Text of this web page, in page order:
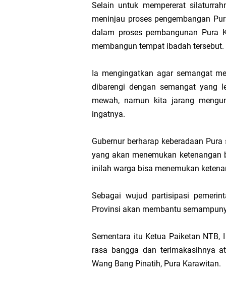
Polda NTB Sabet
Kapolsek Dampingi
Kapolresta Mataram
Sat Samapta
Kakanwil Ditjenpas
Tim URC Polres
Selain untuk mempererat
meninjau proses pengembangan
dalam proses pembangunan Pura
membangun tempat ibadah tersebut.
Ia mengingatkan agar semangat
dibarengi dengan semangat yang
mewah, namun kita jarang
ingatnya.
Gubernur berharap keberadaan
yang akan menemukan
inilah warga bisa menemukan
Sebagai wujud partisipasi
Provinsi akan membantu
Sementara itu Ketua Paiketan
rasa bangga dan terimakasihnya
Wang Bang Pinatih, Pura Karawitan.